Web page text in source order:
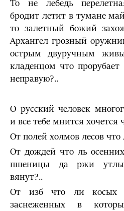
То не лебедь
бродит летит в тумане
то залетный божий
Архангел грозный
острым двуручным
кладенцом что
неправую?..
О русский человек
и все тебе мнится хочется
От полей холмов лесов
От дождей что ль
пшеницы да ржи
вянут?..
От изб что ли косых
заснеженных в